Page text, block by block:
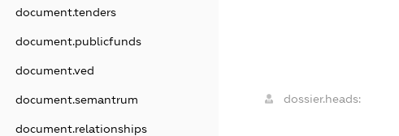
document.tenders
document.publicfunds
document.ved
document.semantrum
document.relationships
dossier.heads: